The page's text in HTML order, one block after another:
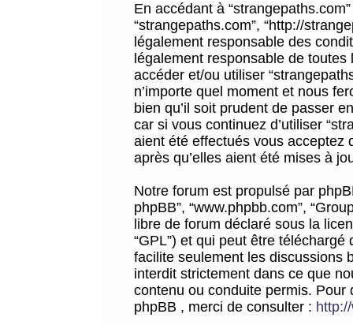
En accédant à
“strangepaths.com”, “http://
légalement responsable des
légalement responsable de
accéder et/ou utiliser
n’importe quel moment et nous
bien qu’il soit prudent de passer
car si vous continuez d’utiliser
aient été effectués vous acceptez
après qu’elles aient été mises à
Notre forum est propulsé par
phpBB”, “www.phpbb.com”,
libre de forum déclaré sous la
“GPL”) et qui peut être téléchargé
facilite seulement les discussions
interdit strictement dans ce que
contenu ou conduite permis.
phpBB , merci de consulter :